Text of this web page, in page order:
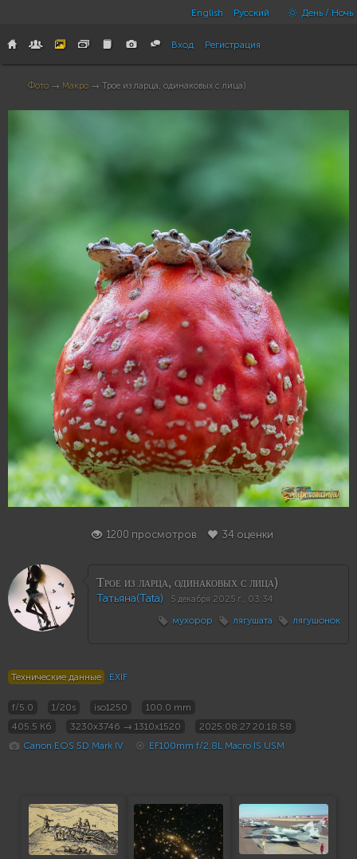
English Русский День / Ночь
Вход Регистрация
Фото → Макро → Трое из ларца, одинаковых с лица)
34
1200 просмотров 34 оценки
Трое из ларца, одинаковых с лица)
Татьяна(Tata) 5 декабря 2025 г., 03:34
мухорор лягушата лягушонок
Технические данные EXIF
f/5.0 1/20s iso1250
100.0 mm
405.5 Кб
3230x3746 → 1310x1520
2025:08:27 20:18:58
Canon EOS 5D Mark IV
EF100mm f/2.8L Macro IS USM